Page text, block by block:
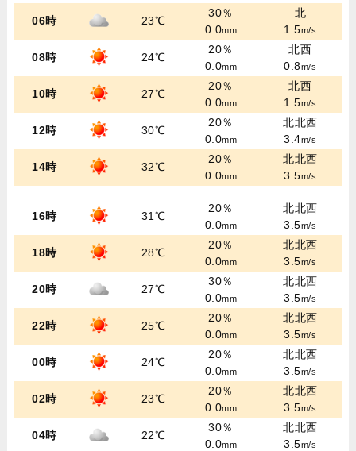
06時 23℃
30％
0.0mm
北
1.5m/s
08時 24℃
20％
0.0mm
北西
0.8m/s
10時 27℃
20％
0.0mm
北西
1.5m/s
12時 30℃
20％
0.0mm
北北西
3.4m/s
14時 32℃
20％
0.0mm
北北西
3.5m/s
16時 31℃
20％
0.0mm
北北西
3.5m/s
18時 28℃
20％
0.0mm
北北西
3.5m/s
20時 27℃
30％
0.0mm
北北西
3.5m/s
22時 25℃
20％
0.0mm
北北西
3.5m/s
00時 24℃
20％
0.0mm
北北西
3.5m/s
02時 23℃
20％
0.0mm
北北西
3.5m/s
04時 22℃
30％
0.0mm
北北西
3.5m/s